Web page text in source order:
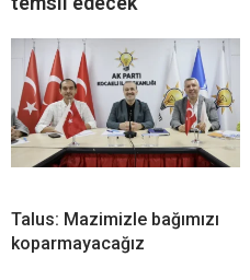
Talus: Mazimizle bağımızı
koparmayacağız